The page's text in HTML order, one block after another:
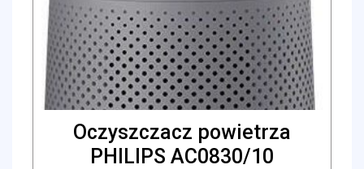
Oczyszczacz powietrza
PHILIPS AC0830/10